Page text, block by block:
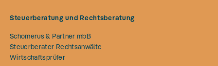
Steuerberatung und Rechtsberatung
Schomerus & Partner mbB
Steuerberater Rechtsanwälte
Wirtschaftsprüfer